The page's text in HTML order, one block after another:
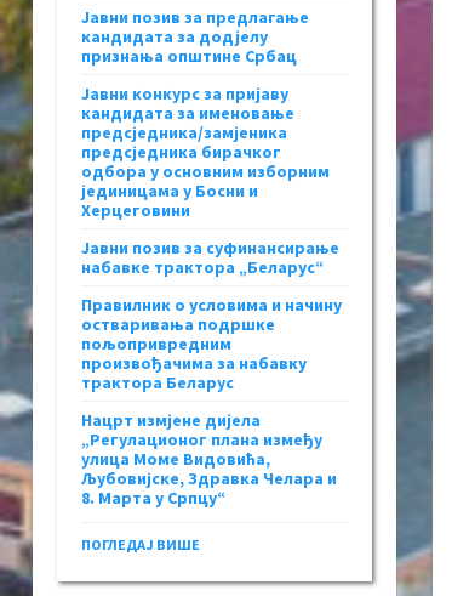
Јавни позив за предлагање
кандидата за додјелу
признања општине Србац
Јавни конкурс за пријаву
кандидата за именовање
предсједника/замјеника
предсједника бирачког
одбора у основним изборним
јединицама у Босни и
Херцеговини
Јавни позив за суфинансирање
набавке трактора „Беларус“
Правилник о условима и начину
остваривања подршке
пољопривредним
произвођачима за набавку
трактора Беларус
Нацрт измјене дијела
„Регулационог плана између
улица Моме Видовића,
Љубовијске, Здравка Челара и
8. Марта у Српцу“
ПОГЛЕДАЈ ВИШЕ